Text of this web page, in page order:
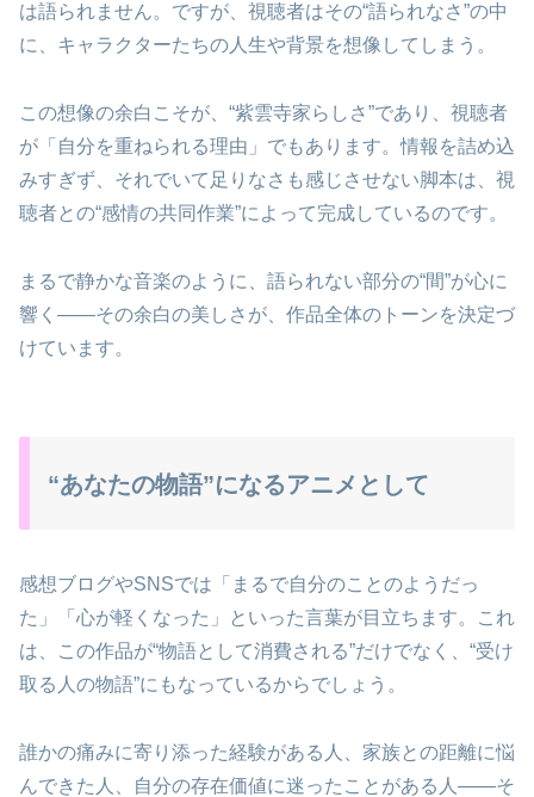
は語られません。ですが、視聴者はその“語られなさ”の中
に、キャラクターたちの人生や背景を想像してしまう。
この想像の余白こそが、“紫雲寺家らしさ”であり、視聴者
が「自分を重ねられる理由」でもあります。情報を詰め込
みすぎず、それでいて足りなさも感じさせない脚本は、視
聴者との“感情の共同作業”によって完成しているのです。
まるで静かな音楽のように、語られない部分の“間”が心に
響く——その余白の美しさが、作品全体のトーンを決定づ
けています。
“あなたの物語”になるアニメとして
感想ブログやSNSでは「まるで自分のことのようだっ
た」「心が軽くなった」といった言葉が目立ちます。これ
は、この作品が“物語として消費される”だけでなく、“受け
取る人の物語”にもなっているからでしょう。
誰かの痛みに寄り添った経験がある人、家族との距離に悩
んできた人、自分の存在価値に迷ったことがある人——そ